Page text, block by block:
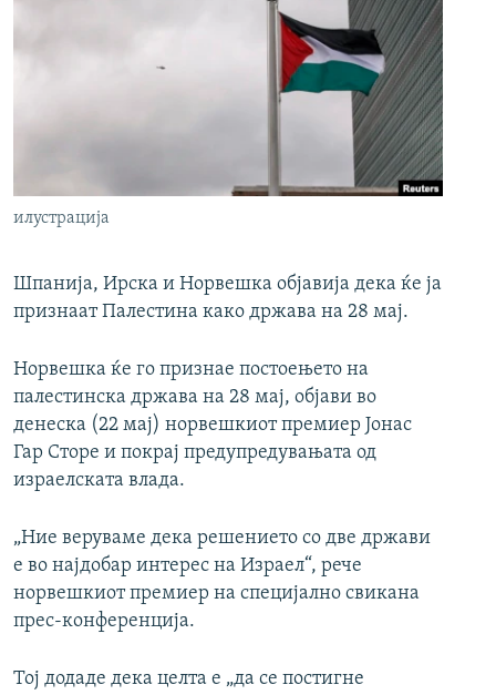
илустрација
Шпанија, Ирска и Норвешка објавија дека ќе ја
признаат Палестина како држава на 28 мај.
Норвешка ќе го признае постоењето на
палестинска држава на 28 мај, објави во
денеска (22 мај) норвешкиот премиер Јонас
Гар Сторе и покрај предупредувањата од
израелската влада.
„Ние веруваме дека решението со две држави
е во најдобар интерес на Израел“, рече
норвешкиот премиер на специјално свикана
прес-конференција.
Тој додаде дека целта е „да се постигне